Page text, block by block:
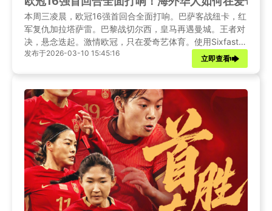
本周三凌晨，欧冠16强首回合全面打响。巴萨客战纽卡，红
军复仇加拉塔萨雷。巴黎战切尔西，皇马再遇曼城。王者对
决，悬念迭起。激情欧冠，只在爱奇艺体育。使用Sixfast加
速器，海外华人完全可以突破网络壁垒，在爱奇艺体育上享
发布于2026-03-10 15:45:16
立即查看